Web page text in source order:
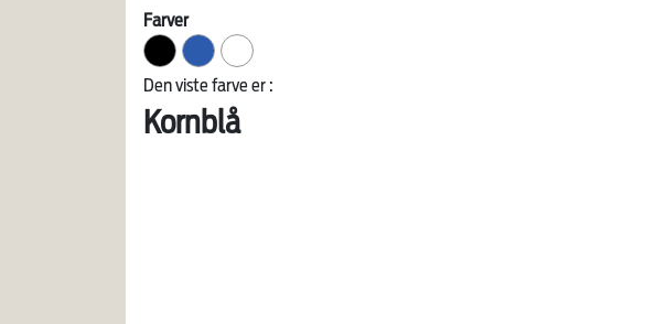
Farver
Den viste farve er :
Kornblå